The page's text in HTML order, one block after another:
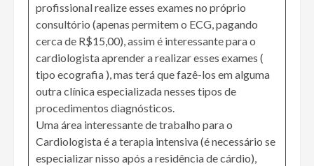
profissional realize esses exames no próprio
consultório (apenas permitem o ECG, pagando
cerca de R$15,00), assim é interessante para o
cardiologista aprender a realizar esses exames (
tipo ecografia ), mas terá que fazê-los em alguma
outra clínica especializada nesses tipos de
procedimentos diagnósticos.
Uma área interessante de trabalho para o
Cardiologista é a terapia intensiva (é necessário se
especializar nisso após a residência de cárdio),